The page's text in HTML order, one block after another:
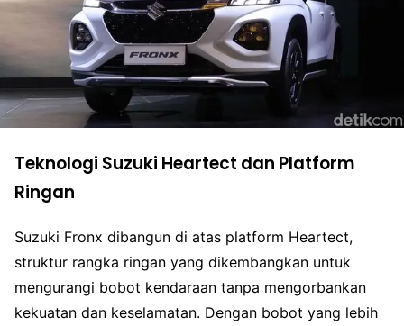
Teknologi Suzuki Heartect dan Platform
Ringan
Suzuki Fronx dibangun di atas platform Heartect,
struktur rangka ringan yang dikembangkan untuk
mengurangi bobot kendaraan tanpa mengorbankan
kekuatan dan keselamatan. Dengan bobot yang lebih